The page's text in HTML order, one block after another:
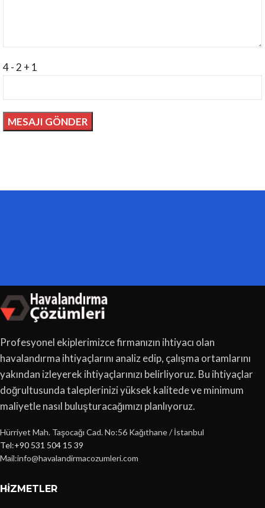
4 - 2 + 1
Profesyonel ekiplerimizce firmanızın ihtiyacı olan
havalandırma ihtiyaçlarını analiz edip, çalışma ortamlarını
yakından izleyerek ihtiyaçlarınızı belirliyoruz. Bu ihtiyaçlar
doğrultusunda taleplerinizi yüksek kalitede ve minimum
maliyetle nasıl buluşturacağımızı planlıyoruz.
Hürriyet Mah. Taşocağı Cad. No:56 Kağıthane / İstanbul
Tel:+90 531 504 15 39
Mail:info@havalandirmacozumleri.com
HIZMETLER